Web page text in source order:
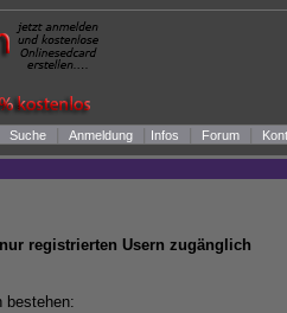
Suche| Anmeldung| Infos Forum|
registrierten Usern zugänglich
bestehen: